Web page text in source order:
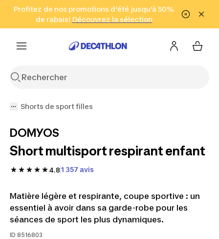
Aller à la recherche Aller au contenu Aller au pied de
Profitez de nos promotions d'été jusqu'à 50%
de rabais! Découvrez la sélection
Cliquez ici
en seulement 2 h!
(Zones sélectionnées)
Shorts de sport filles
DOMYOS
Short multisport respirant enfant
4.81 357 avis
Matière légère et respirante, coupe sportive : un
essentiel à avoir dans sa garde-robe pour les
séances de sport les plus dynamiques.
ID 8516803